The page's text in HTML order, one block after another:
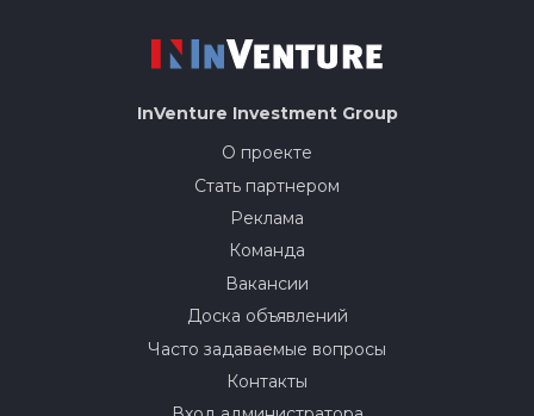
InVenture Investment Group
О проекте
Стать партнером
Реклама
Команда
Вакансии
Доска объявлений
Часто задаваемые вопросы
Контакты